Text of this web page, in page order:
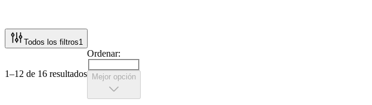
Todos los filtros1
1–12 de 16 resultados
Ordenar:
Mejor opción